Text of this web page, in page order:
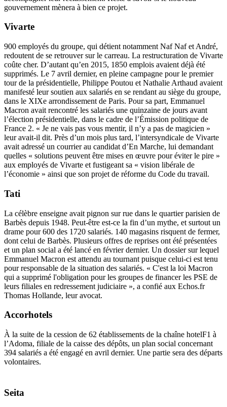
gouvernement mènera à bien ce projet.
Vivarte
900 employés du groupe, qui détient notamment Naf Naf et André,
redoutent de se retrouver sur le carreau. La restructuration de Vivarte
coûte cher. D’autant qu’en 2015, 1850 emplois avaient déjà été
supprimés. Le 7 avril dernier, en pleine campagne pour le premier
tour de la présidentielle, Philippe Poutou et Nathalie Arthaud avaient
manifesté leur soutien aux salariés en se rendant au siège du groupe,
dans le XIXe arrondissement de Paris. Pour sa part, Emmanuel
Macron avait rencontré les salariés une quinzaine de jours avant
l’élection présidentielle, dans le cadre de l’Émission politique de
France 2. « Je ne vais pas vous mentir, il n’y a pas de magicien »
leur avait-il dit. Près d’un mois plus tard, l’intersyndicale de Vivarte
avait adressé un courrier au candidat d’En Marche, lui demandant
quelles « solutions peuvent être mises en œuvre pour éviter le pire »
aux employés de Vivarte et fustigeant sa « vision libérale de
l’économie » ainsi que son projet de réforme du Code du travail.
Tati
La célèbre enseigne avait pignon sur rue dans le quartier parisien de
Barbès depuis 1948. Peut-être est-ce la fin d’un mythe, et surtout un
drame pour 600 des 1720 salariés. 140 magasins risquent de fermer,
dont celui de Barbès. Plusieurs offres de reprises ont été présentées
et un plan social a été lancé en février dernier. Un dossier sur lequel
Emmanuel Macron est attendu au tournant puisque celui-ci est tenu
pour responsable de la situation des salariés. « C'est la loi Macron
qui a supprimé l'obligation pour les groupes de financer les PSE de
leurs filiales en redressement judiciaire », a confié aux Echos.fr
Thomas Hollande, leur avocat.
Accorhotels
À la suite de la cession de 62 établissements de la chaîne hotelF1 à
l’Adoma, filiale de la caisse des dépôts, un plan social concernant
394 salariés a été engagé en avril dernier. Une partie sera des départs
volontaires.
Seita